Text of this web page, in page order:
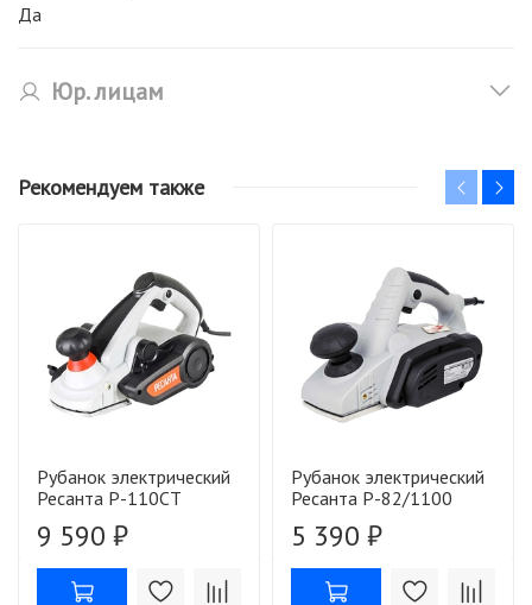
Да
Юр. лицам
Рекомендуем также
Рубанок электрический
Ресанта Р-110СТ
9 590 ₽
Рубанок электрический
Ресанта Р-82/1100
5 390 ₽